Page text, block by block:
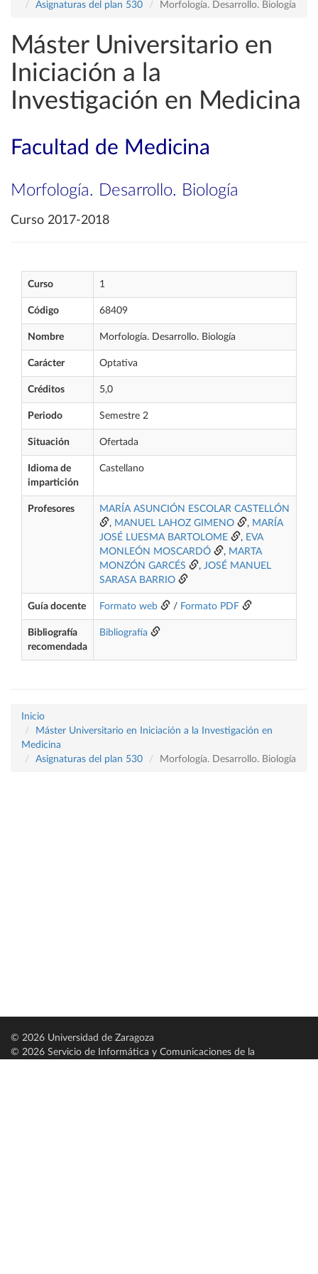
Asignaturas del plan 530
Morfología. Desarrollo. Biología
Máster Universitario en
Iniciación a la
Investigación en Medicina
Facultad de Medicina
Morfología. Desarrollo. Biología
Curso 2017-2018
Curso 1
Código 68409
Nombre Morfología. Desarrollo. Biología
Carácter Optativa
Créditos 5,0
Periodo Semestre 2
Situación Ofertada
Idioma de
impartición
Castellano
Profesores
MARÍA ASUNCIÓN ESCOLAR CASTELLÓN
, MANUEL LAHOZ GIMENO , MARÍA
JOSÉ LUESMA BARTOLOME
, EVA
MONLEÓN MOSCARDÓ
, MARTA
MONZÓN GARCÉS
, JOSÉ MANUEL
SARASA BARRIO
Guía docente Formato web / Formato PDF
Bibliografía
recomendada
Bibliografía
Inicio
Máster Universitario en Iniciación a la Investigación en
Medicina
Asignaturas del plan 530
Morfología. Desarrollo. Biología
© 2026 Universidad de Zaragoza
© 2026 Servicio de Informática y Comunicaciones de la